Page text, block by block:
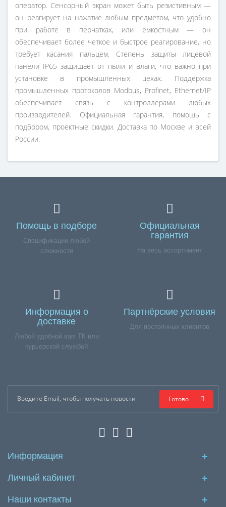
оператор. Сенсорный экран может быть резистивным —
он реагирует на нажатие любым предметом, что удобно
при работе в перчатках, или емкостным — он
обеспечивает более четкое и быстрое реагирование, но
требует касания пальцем. Степень защиты лицевой
панели IP65 защищает от пыли и влаги, что важно при
установке в промышленных цехах. Поддержка
промышленных протоколов Modbus, Profinet, Ethernet/IP
обеспечивает связь с контроллерами любых
производителей. Официальная гарантия, помощь с
подбором, проектные скидки. Доставка по Москве и всей
России.
Помощь в подборе
Спецификации любой
сложности
Официальная
гарантия
На весь ассортимент
Информация о
доставке
Любой удобной вам ТК или
курьерской службой
Партнёрские условия
Для постоянных клиентов
Готово
Информация
Личный кабинет
Наши контакты